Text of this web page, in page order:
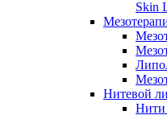
Skin
Нитевой
Нити